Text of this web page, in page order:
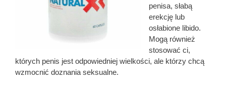
penisa, słabą
erekcję lub
osłabione libido.
Mogą również
stosować ci,
których penis jest odpowiedniej wielkości, ale którzy chcą
wzmocnić doznania seksualne.